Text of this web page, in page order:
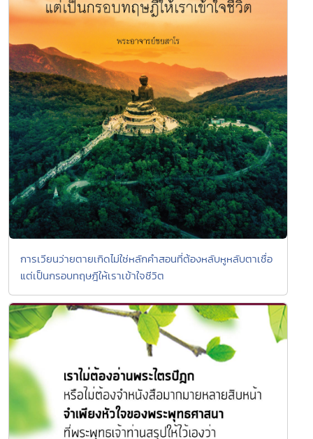
การเวียนว่ายตายเกิดไม่ใช่หลักคำสอนที่ต้องหลับหูหลับตาเชื่อ
แต่เป็นกรอบทฤษฎีให้เราเข้าใจชีวิต